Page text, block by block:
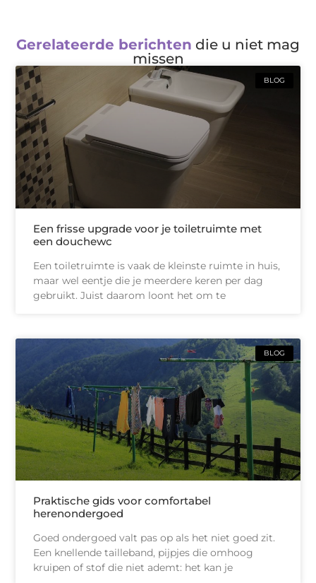
Gerelateerde berichten die u niet mag
missen
BLOG
Een frisse upgrade voor je toiletruimte met
een douchewc
Een toiletruimte is vaak de kleinste ruimte in huis,
maar wel eentje die je meerdere keren per dag
gebruikt. Juist daarom loont het om te
BLOG
Praktische gids voor comfortabel
herenondergoed
Goed ondergoed valt pas op als het niet goed zit.
Een knellende tailleband, pijpjes die omhoog
kruipen of stof die niet ademt: het kan je